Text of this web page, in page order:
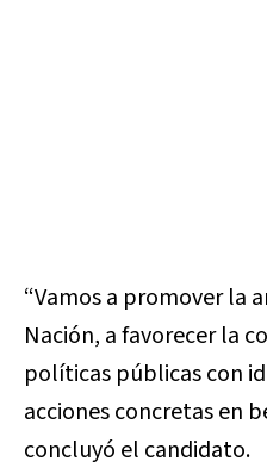
“Vamos a promover la
Nación, a favorecer la
políticas públicas con
acciones concretas en
concluyó el candidato.